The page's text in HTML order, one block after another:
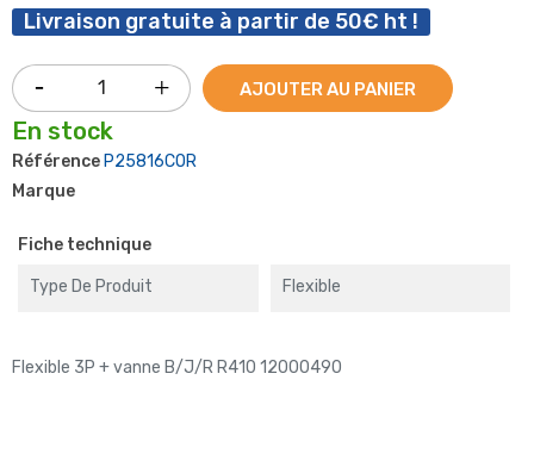
Livraison gratuite à partir de 50€ ht !
AJOUTER AU PANIER
En stock
Référence P25816COR
Marque
Fiche technique
Type De Produit Flexible
Flexible 3P + vanne B/J/R R410 12000490